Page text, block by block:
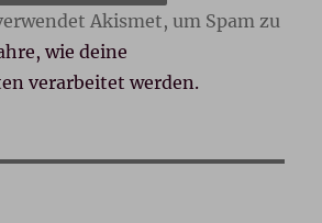
Akismet, um Spam zu
wie deine
verarbeitet werden.